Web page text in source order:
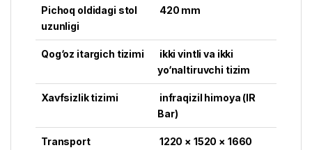
Pichoq oldidagi stol
uzunligi
420 mm
Qog‘oz itargich tizimi
ikki vintli va ikki
yo‘naltiruvchi tizim
Xavfsizlik tizimi
infraqizil himoya (IR
Bar)
Transport
1220 × 1520 × 1660